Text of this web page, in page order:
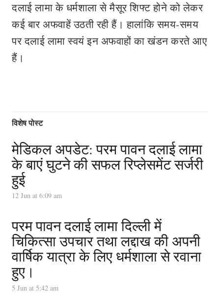
दलाई लामा के धर्मशाला से मैसूर शिफ्ट होने को लेकर
कई बार अफवाहें उठती रही हैं। हालांकि समय-समय
पर दलाई लामा स्वयं इन अफवाहों का खंडन करते आए
हैं।
विशेष पोस्ट
मेडिकल अपडेट: परम पावन दलाई लामा
के बाएं घुटने की सफल रिप्लेसमेंट सर्जरी
हुई
12 Jun at 6:09 am
परम पावन दलाई लामा दिल्ली में
चिकित्सा उपचार तथा लद्दाख की अपनी
वार्षिक यात्रा के लिए धर्मशाला से रवाना
हुए।
5 Jun at 5:42 am